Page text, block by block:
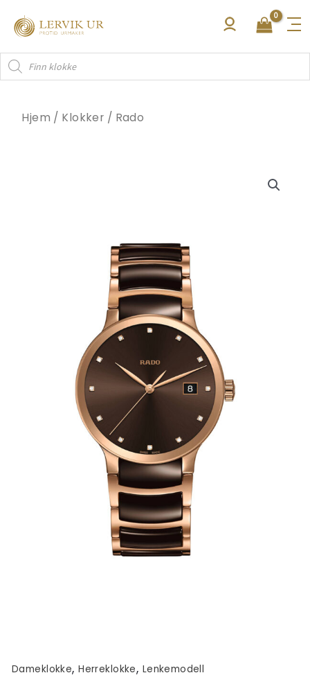
rett
innholdet
Products
search
Hjem / Klokker / Rado
Dameklokke,Herreklokke, Lenkemodell